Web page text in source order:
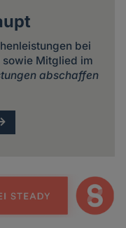
bei
sowie Mitglied im
abschaffen